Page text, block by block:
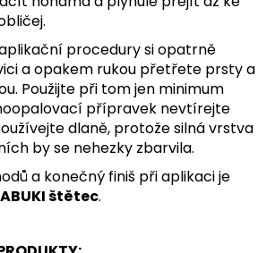
procedury si opatrně
a opakem rukou přetřete prsty a
Použijte při tom jen minimum
přípravek nevtírejte
dlaně, protože silná vrstva
by se nehezky zbarvila.
a konečný finiš při aplikaci je
štětec.